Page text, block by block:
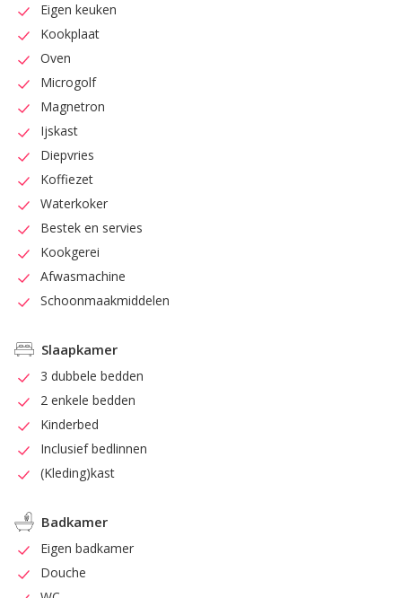
Eigen keuken
Kookplaat
Oven
Microgolf
Magnetron
Ijskast
Diepvries
Koffiezet
Waterkoker
Bestek en servies
Kookgerei
Afwasmachine
Schoonmaakmiddelen
Slaapkamer
3 dubbele bedden
2 enkele bedden
Kinderbed
Inclusief bedlinnen
(Kleding)kast
Badkamer
Eigen badkamer
Douche